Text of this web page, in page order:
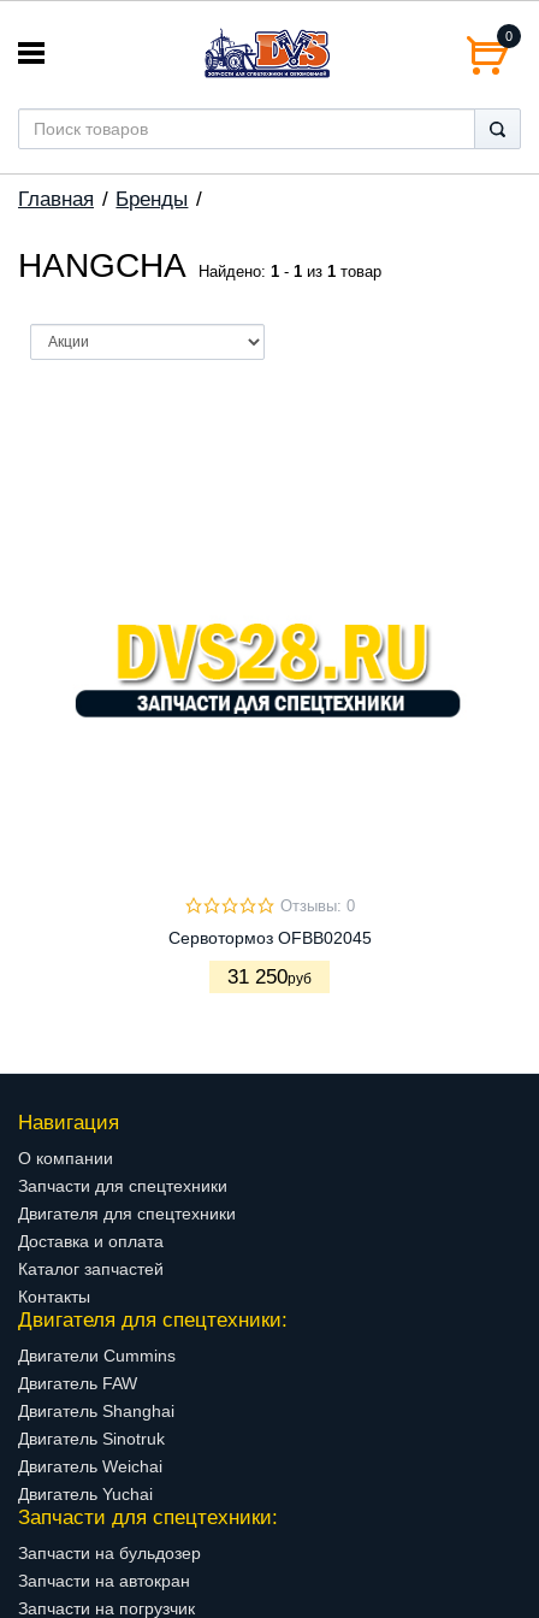
0
Главная Бренды
HANGCHA Найдено: 1 - 1 из 1 товар
Отзывы: 0
Сервотормоз OFBB02045
31 250руб
Навигация
О компании
Запчасти для спецтехники
Двигателя для спецтехники
Доставка и оплата
Каталог запчастей
Контакты
Двигателя для спецтехники:
Двигатели Cummins
Двигатель FAW
Двигатель Shanghai
Двигатель Sinotruk
Двигатель Weichai
Двигатель Yuchai
Запчасти для спецтехники:
Запчасти на бульдозер
Запчасти на автокран
Запчасти на погрузчик